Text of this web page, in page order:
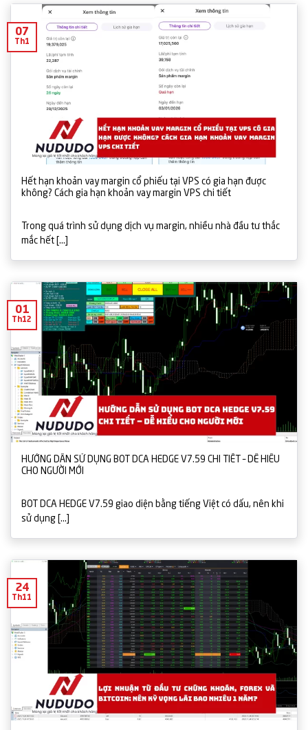
Hết hạn khoản vay margin cổ phiếu tại VPS có gia hạn được
không? Cách gia hạn khoản vay margin VPS chi tiết
Trong quá trình sử dụng dịch vụ margin, nhiều nhà đầu tư thắc
mắc hết [...]
07
Th1
HƯỚNG DẪN SỬ DỤNG BOT DCA HEDGE V7.59 CHI TIẾT – DỄ HIỂU
CHO NGƯỜI MỚI
BOT DCA HEDGE V7.59 giao diện bằng tiếng Việt có dấu, nên khi
sử dụng [...]
01
Th12
24
Th11